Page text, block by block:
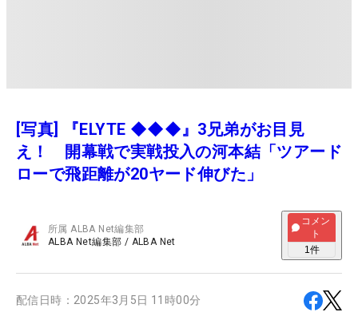
[写真] 『ELYTE ◆◆◆』3兄弟がお目見
え！ 開幕戦で実戦投入の河本結「ツアード
ローで飛距離が20ヤード伸びた」
所属ALBA Net編集部
ALBA Net編集部 / ALBA Net
コメン
ト
1件
配信日時： 2025年3月5日 11時00分